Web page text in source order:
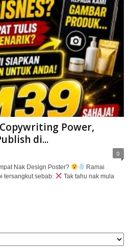
Power,
di...
0
Nak Design Poster?
Ramai
tersangkut sebab:
Tak tahu nak mula